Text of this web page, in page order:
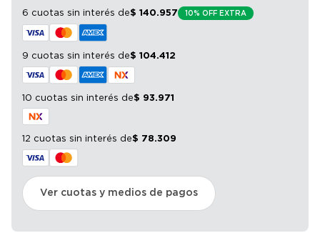
6 cuotas sin interés de$ 140.957 10% OFF EXTRA
9 cuotas sin interés de$ 104.412
10 cuotas sin interés de$ 93.971
12 cuotas sin interés de$ 78.309
Ver cuotas y medios de pagos